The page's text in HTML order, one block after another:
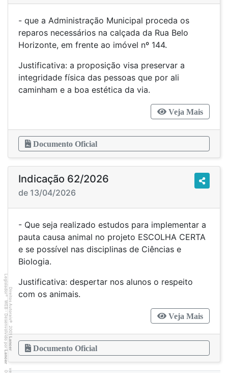
- que a Administração Municipal proceda os
reparos necessários na calçada da Rua Belo
Horizonte, em frente ao imóvel nº 144.
Justificativa: a proposição visa preservar a
integridade física das pessoas que por ali
caminham e a boa estética da via.
Veja Mais
Documento Oficial
Indicação 62/2026
de 13/04/2026
- Que seja realizado estudos para implementar a
pauta causa animal no projeto ESCOLHA CERTA
e se possível nas disciplinas de Ciências e
Biologia.
Justificativa: despertar nos alunos o respeito
com os animais.
Veja Mais
Documento Oficial
Direitos Autorais
©
2001
Lancer
Legislador
®
WEB - Desenvolvido por
Lancer